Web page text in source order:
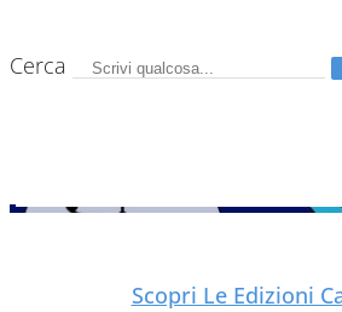
Cerca
Scopri Le Edizioni